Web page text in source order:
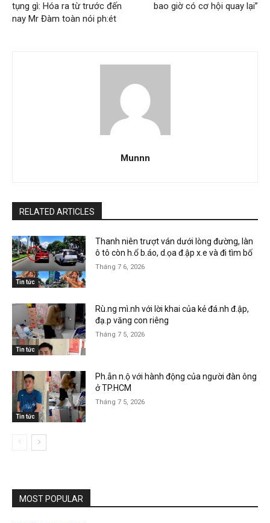
tụng gì: Hóa ra từ trước đến
nay Mr Đàm toàn nói ph:ét
bao giờ có cơ hội quay lại”
Munnn
RELATED ARTICLES
Tin tức
Thanh niên trượt ván dưới lòng đường, làn
ô tô còn h.ổ b.áo, d.ọa đ.ập x.e và đi tìm bố
Tháng 7 6, 2026
Tin tức
Rù.ng mì.nh với lời khai của kẻ đá.nh đ.ập,
đạ.p văng con riêng
Tháng 7 5, 2026
Tin tức
Ph.ẫn n.ộ với hành động của người đàn ông
ở TP.HCM
Tháng 7 5, 2026
MOST POPULAR